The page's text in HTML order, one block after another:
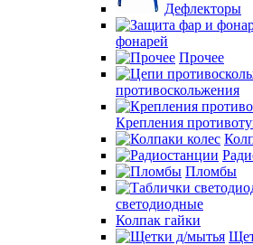
Дефлекторы
фонарей
Прочее
противоскольжения
Крепления
Пломбы
светодиодные
Колпак гайки